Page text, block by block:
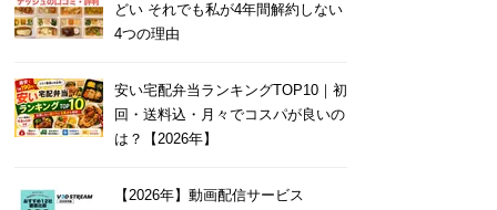
どい それでも私が4年間解約しない
4つの理由
安い宅配弁当ランキングTOP10｜初
回・送料込・月々でコスパが良いの
は？【2026年】
【2026年】動画配信サービス